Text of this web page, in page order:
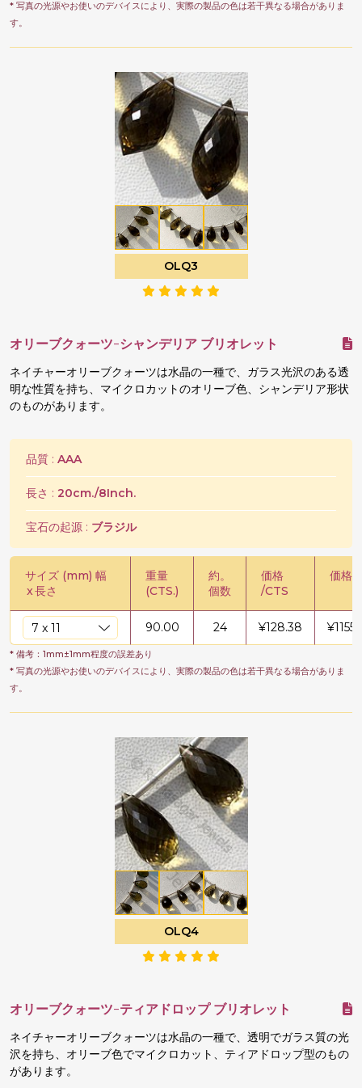
* 写真の光源やお使いのデバイスにより、実際の製品の色は若干異なる場合がありま
す。
OLQ3
オリーブクォーツ-シャンデリア ブリオレット
ネイチャーオリーブクォーツは水晶の一種で、ガラス光沢のある透
明な性質を持ち、マイクロカットのオリーブ色、シャンデリア形状
のものがあります。
品質 : AAA
長さ : 20cm./8Inch.
宝石の起源 : ブラジル
サイズ (mm) 幅
x長さ
重量
(CTS.)
約。
個数
価格
/CTS
価格 /
90.00 24 ¥128.38 ¥
* 備考：1mm±1mm程度の誤差あり
* 写真の光源やお使いのデバイスにより、実際の製品の色は若干異なる場合がありま
す。
OLQ4
オリーブクォーツ-ティアドロップ ブリオレット
ネイチャーオリーブクォーツは水晶の一種で、透明でガラス質の光
沢を持ち、オリーブ色でマイクロカット、ティアドロップ型のもの
があります。